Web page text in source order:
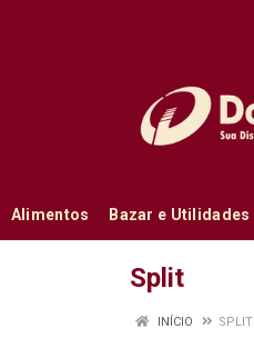
Alimentos Bazar e Utilidades
Split
INÍCIO SPLIT